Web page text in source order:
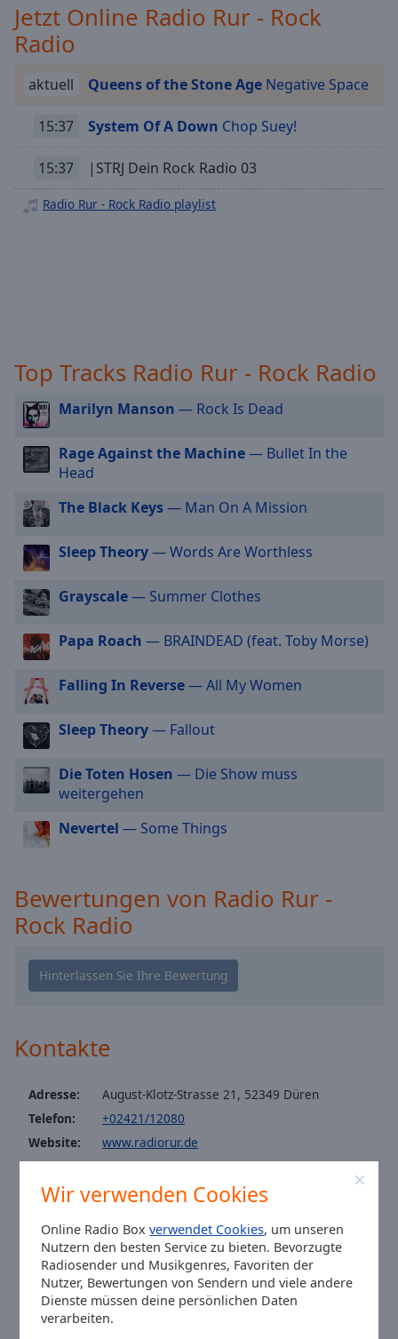
Wir verwenden Cookies
Online Radio Boxverwendet Cookies, um unseren
Nutzern den besten Service zu bieten. Bevorzugte
Radiosender und Musikgenres, Favoriten der
Nutzer, Bewertungen von Sendern und viele andere
Dienste müssen deine persönlichen Daten
verarbeiten.
subtitles
settings
opens
subtitles
dialog
subtitles
selected
Audio
modal
window.
Beginning
window.
Escape
cancel
close
window.
Color
Opacity
Background
Color
Opacity
Area
Background
Opacity
Family
Radio Rur - Love Radio
Radio Rur - 90er Radio
Radio Rur - Dein Weihnachts Radio
Radio Rur - 2000er
Radio Rur - Hip Hop
Jetzt Online Radio Rur - Rock
Radio
aktuell Queens of the Stone Age Negative Space
15:37 System Of A Down Chop Suey!
15:37 |STRJ Dein Rock Radio 03
Radio Rur - Rock Radio playlist
Top Tracks Radio Rur - Rock Radio
Marilyn Manson — Rock Is Dead
Rage Against the Machine— Bullet In the
Head
The Black Keys— Man On A Mission
Sleep Theory— Words Are Worthless
Grayscale— Summer Clothes
Papa Roach — BRAINDEAD (feat. Toby Morse)
Falling In Reverse— All My Women
Sleep Theory— Fallout
Die Toten Hosen — Die Show muss
weitergehen
Nevertel — Some Things
Bewertungen von Radio Rur -
Rock Radio
Kontakte
Adresse:
August-Klotz-Strasse 21, 52349 Düren
Telefon:
+02421/12080
Website:
www.radiorur.de
Email:
redaktion@radiorur.de
Facebook:
@radiorur
Instagram: @radiorur
Ortszeit in Düren:17:43,08.08.2026